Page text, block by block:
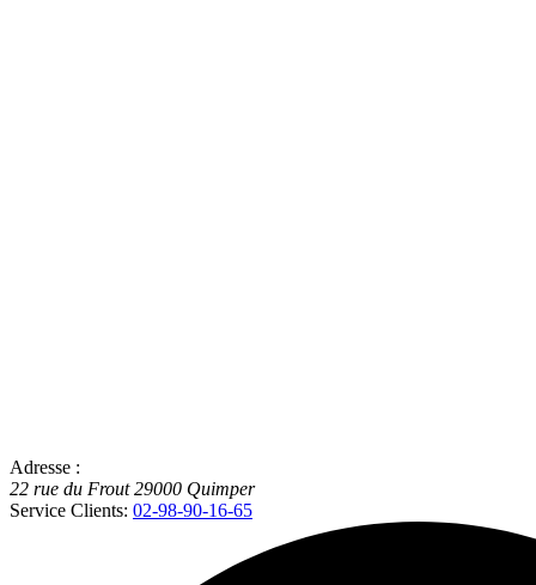
Adresse :
22 rue du Frout 29000 Quimper
Service Clients: 02-98-90-16-65